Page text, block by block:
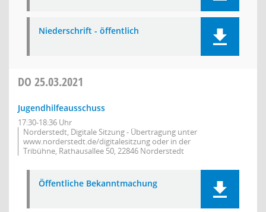
Niederschrift - öffentlich
DO 25.03.2021
Jugendhilfeausschuss
17:30-18:36 Uhr
Norderstedt, Digitale Sitzung - Übertragung unter
www.norderstedt.de/digitalesitzung oder in der
Tribühne, Rathausallee 50, 22846 Norderstedt
Öffentliche Bekanntmachung